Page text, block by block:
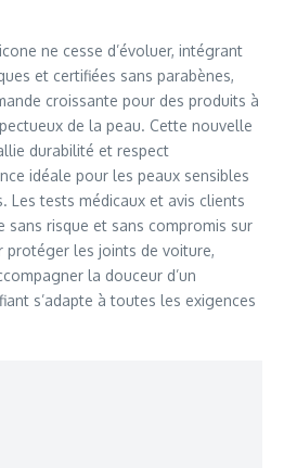
ne cesse d’évoluer, intégrant
et certifiées sans parabènes,
croissante pour des produits à
de la peau. Cette nouvelle
durabilité et respect
idéale pour les peaux sensibles
Les tests médicaux et avis clients
sans risque et sans compromis sur
protéger les joints de voiture,
la douceur d’un
s’adapte à toutes les exigences